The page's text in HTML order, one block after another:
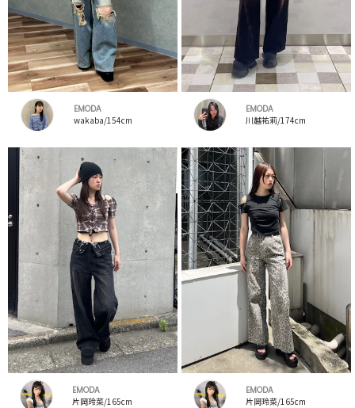
EMODA
wakaba/154cm
EMODA
川越祐莉/174cm
EMODA
片岡玲菜/165cm
EMODA
片岡玲菜/165cm